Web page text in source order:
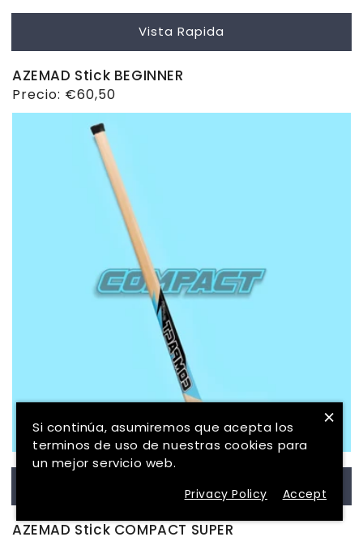
Vista Rapida
AZEMAD Stick BEGINNER
Precio
habitual
Precio: €60,50
Vista Rapida
AZEMAD Stick COMPACT SUPER
×
Si continúa, asumiremos que acepta los
terminos de uso de nuestras cookies para
un mejor servicio web.
Privacy Policy Accept